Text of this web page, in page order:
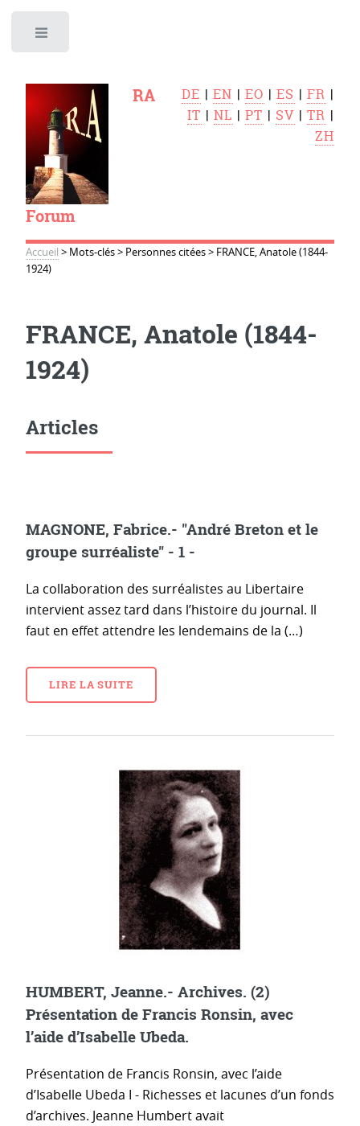
RA
Forum
DE |EN |EO |ES |FR |
IT |NL |PT | SV |TR |
ZH
Accueil > Mots-clés> Personnes citées> FRANCE, Anatole (1844-
1924)
FRANCE, Anatole (1844-
1924)
Articles
MAGNONE, Fabrice.- "André Breton et le
groupe surréaliste" - 1 -
La collaboration des surréalistes au Libertaire
intervient assez tard dans l’histoire du journal. Il
faut en effet attendre les lendemains de la (…)
LIRE LA SUITE
HUMBERT, Jeanne.- Archives. (2)
Présentation de Francis Ronsin, avec
l’aide d’Isabelle Ubeda.
Présentation de Francis Ronsin, avec l’aide
d’Isabelle Ubeda I - Richesses et lacunes d’un fonds
d’archives. Jeanne Humbert avait